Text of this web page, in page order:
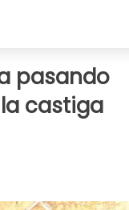
pasando
castiga